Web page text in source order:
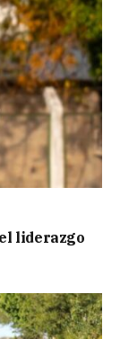
liderazgo